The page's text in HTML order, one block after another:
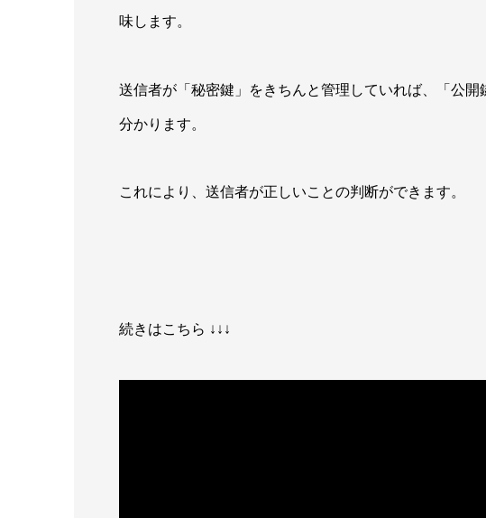
味します。
送信者が「秘密鍵」をきちんと管理していれば、「公
分かります。
これにより、送信者が正しいことの判断ができます。
続きはこちら ↓↓↓